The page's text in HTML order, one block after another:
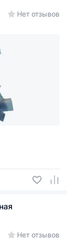
Нет отзывов
Нет отзывов